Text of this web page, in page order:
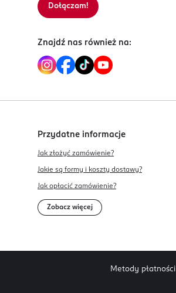
Dołączam!
Znajdź nas również na:
Przydatne informacje
Jak złożyć zamówienie?
Jakie są formy i koszty dostawy?
Jak opłacić zamówienie?
Zobacz więcej
Metody płatności